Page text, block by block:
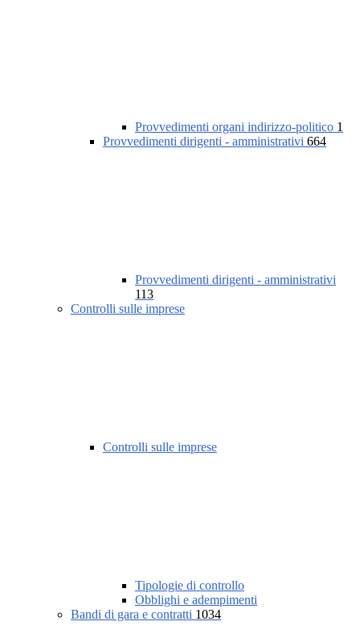
Provvedimenti organi indirizzo-politico 1
Provvedimenti dirigenti - amministrativi 664
Provvedimenti dirigenti - amministrativi
113
Controlli sulle imprese
Controlli sulle imprese
Tipologie di controllo
Obblighi e adempimenti
Bandi di gara e contratti 1034